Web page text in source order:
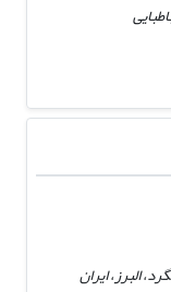
البرز، ایران